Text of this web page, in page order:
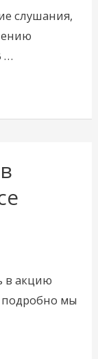
слушания,
…
в акцию
подробно мы